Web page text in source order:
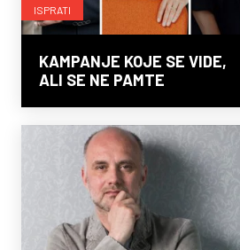
ISPRATI
KAMPANJE KOJE SE VIDE,
ALI SE NE PAMTE